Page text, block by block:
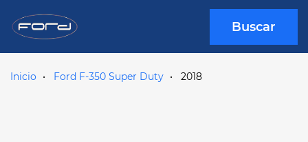
Buscar
Inicio Ford F-350 Super Duty 2018